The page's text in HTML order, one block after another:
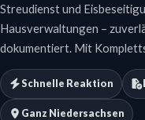
Streudienst und
Hausverwaltungen –
dokumentiert. Mit
Schnelle Reaktion
Ganz Niedersachsen